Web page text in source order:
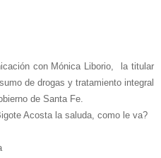
con Mónica Liborio, la titular
de drogas y tratamiento integral
de Santa Fe.
Acosta la saluda, como le va?